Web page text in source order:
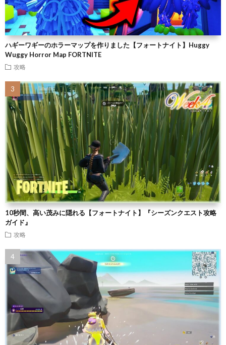
ハギーワギーのホラーマップを作りました【フォートナイト】Huggy
Wuggy Horror Map FORTNITE
攻略
10秒間、高い茂みに隠れる【フォートナイト】『シーズンクエスト攻略
ガイド』
攻略